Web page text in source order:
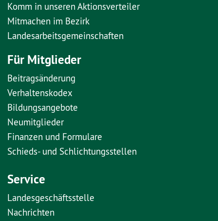
Komm in unseren Aktionsverteiler
Mitmachen im Bezirk
Landesarbeitsgemeinschaften
Für Mitglieder
Beitragsänderung
Verhaltenskodex
Bildungsangebote
Neumitglieder
Finanzen und Formulare
Schieds- und Schlichtungsstellen
Service
Landesgeschäftsstelle
Nachrichten